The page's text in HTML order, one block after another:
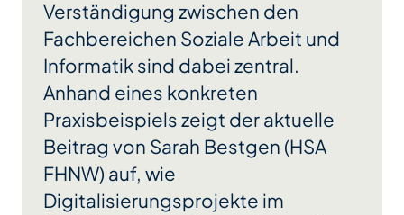
Verständigung zwischen den
Fachbereichen Soziale Arbeit und
Informatik sind dabei zentral.
Anhand eines konkreten
Praxisbeispiels zeigt der aktuelle
Beitrag von Sarah Bestgen (HSA
FHNW) auf, wie
Digitalisierungsprojekte im